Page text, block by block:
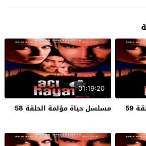
مسلسل حياة مؤلمة الحلقة 59
01:19:20
مسلسل حياة مؤلمة الحلقة 58